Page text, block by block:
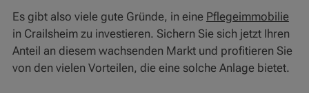
Es gibt also viele gute Gründe, in eine Pflegeimmobilie
in Crailsheim zu investieren. Sichern Sie sich jetzt Ihren
Anteil an diesem wachsenden Markt und profitieren Sie
von den vielen Vorteilen, die eine solche Anlage bietet.